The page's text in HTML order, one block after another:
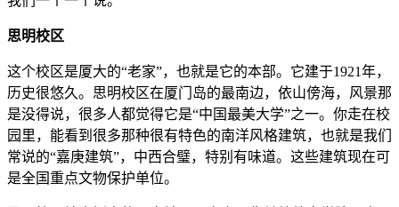
思明校区
这个校区是厦大的“老家”，也就是它的本部。它建于1921年，
历史很悠久。思明校区在厦门岛的最南边，依山傍海，风景那
是没得说，很多人都觉得它是“中国最美大学”之一。你走在校
园里，能看到很多那种很有特色的南洋风格建筑，也就是我们
常说的“嘉庚建筑”，中西合璧，特别有味道。这些建筑现在可
是全国重点文物保护单位。